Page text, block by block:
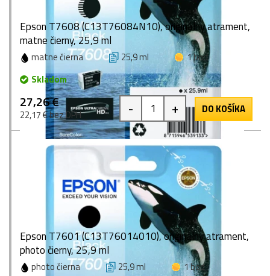
Epson T7608 (C13T76084N10), originálny atrament,
matne čierny, 25,9 ml
matne čierna 25,9 ml
1 bod
Skladom
27,26 €
22,17 € bez DPH - + DO KOŠÍKA
Epson T7601 (C13T76014010), originálny atrament,
photo čierny, 25,9 ml
photo čierna 25,9 ml
1 bod